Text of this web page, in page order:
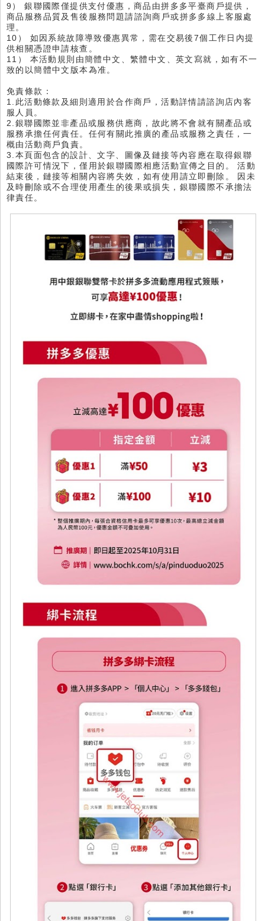
9） 銀聯國際僅提供支付優惠，商品由拼多多平臺商戶提供，
商品服務品質及售後服務問題請諮詢商戶或拼多多線上客服處
理。
10） 如因系統故障導致優惠異常，需在交易後7個工作日內提
供相關憑證申請核查。
11） 本活動規則由簡體中文、繁體中文、英文寫就，如有不一
致的以簡體中文版本為准。
免責條款：
1.此活動條款及細則適用於合作商戶，活動詳情請諮詢店內客
服人員。
2.銀聯國際並非產品或服務供應商，故此將不會就有關產品或
服務承擔任何責任。任何有關此推廣的產品或服務之責任，一
概由活動商戶負責。
3.本頁面包含的設計、文字、圖像及鏈接等內容應在取得銀聯
國際許可情況下，僅用於銀聯國際相應活動宣傳之目的。 活動
結束後，鏈接等相關內容將失效，如有使用請立即刪除。 因未
及時刪除或不合理使用產生的後果或損失，銀聯國際不承擔法
律責任。